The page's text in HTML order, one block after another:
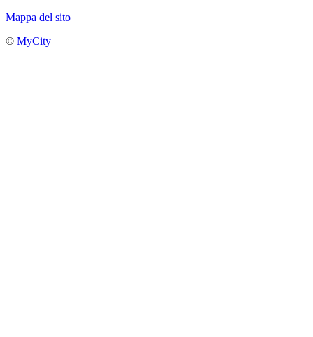
Mappa del sito
© MyCity